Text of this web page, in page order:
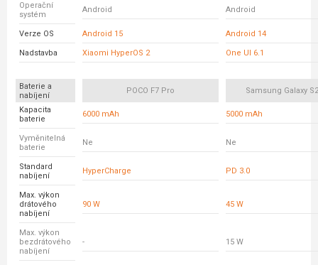
Operační
systém
Android Android
Verze OS Android 15 Android 14
Nadstavba Xiaomi HyperOS 2 One UI 6.1
Baterie a
nabíjení
POCO F7 Pro Samsung Galaxy
Kapacita
baterie
6000 mAh 5000 mAh
Vyměnitelná
baterie
Ne Ne
Standard
nabíjení
HyperCharge PD 3.0
Max. výkon
drátového
nabíjení
90 W 45 W
Max. výkon
bezdrátového
nabíjení
- 15 W